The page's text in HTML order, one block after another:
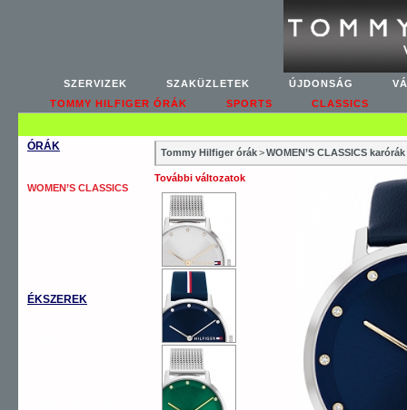
SZERVIZEK SZAKÜZLETEK ÚJDONSÁG
TOMMY HILFIGER ÓRÁK
SPORTS CLASSICS
ÓRÁK
WOMEN’S CLASSICS
ÉKSZEREK
Tommy Hilfiger órák>WOMEN’S CLASSICS karórák
További változatok